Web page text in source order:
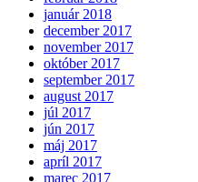
január 2018
december 2017
november 2017
október 2017
september 2017
august 2017
júl 2017
jún 2017
máj 2017
apríl 2017
marec 2017